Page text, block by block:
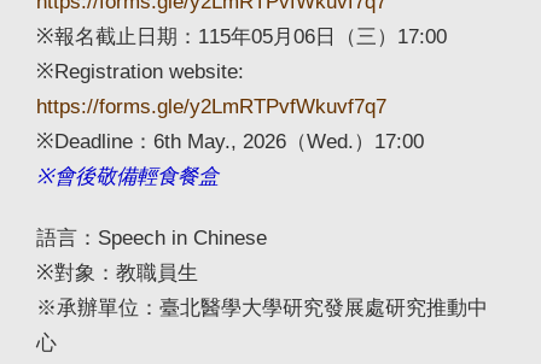
※報名截止日期：115年05月06日（三）17:00
※Registration website:
https://forms.gle/y2LmRTPvfWkuvf7q7
※Deadline：6th May., 2026（Wed.）17:00
※會後敬備輕食餐盒
語言：Speech in Chinese
※對象：教職員生
※承辦單位：臺北醫學大學研究發展處研究推動中
心